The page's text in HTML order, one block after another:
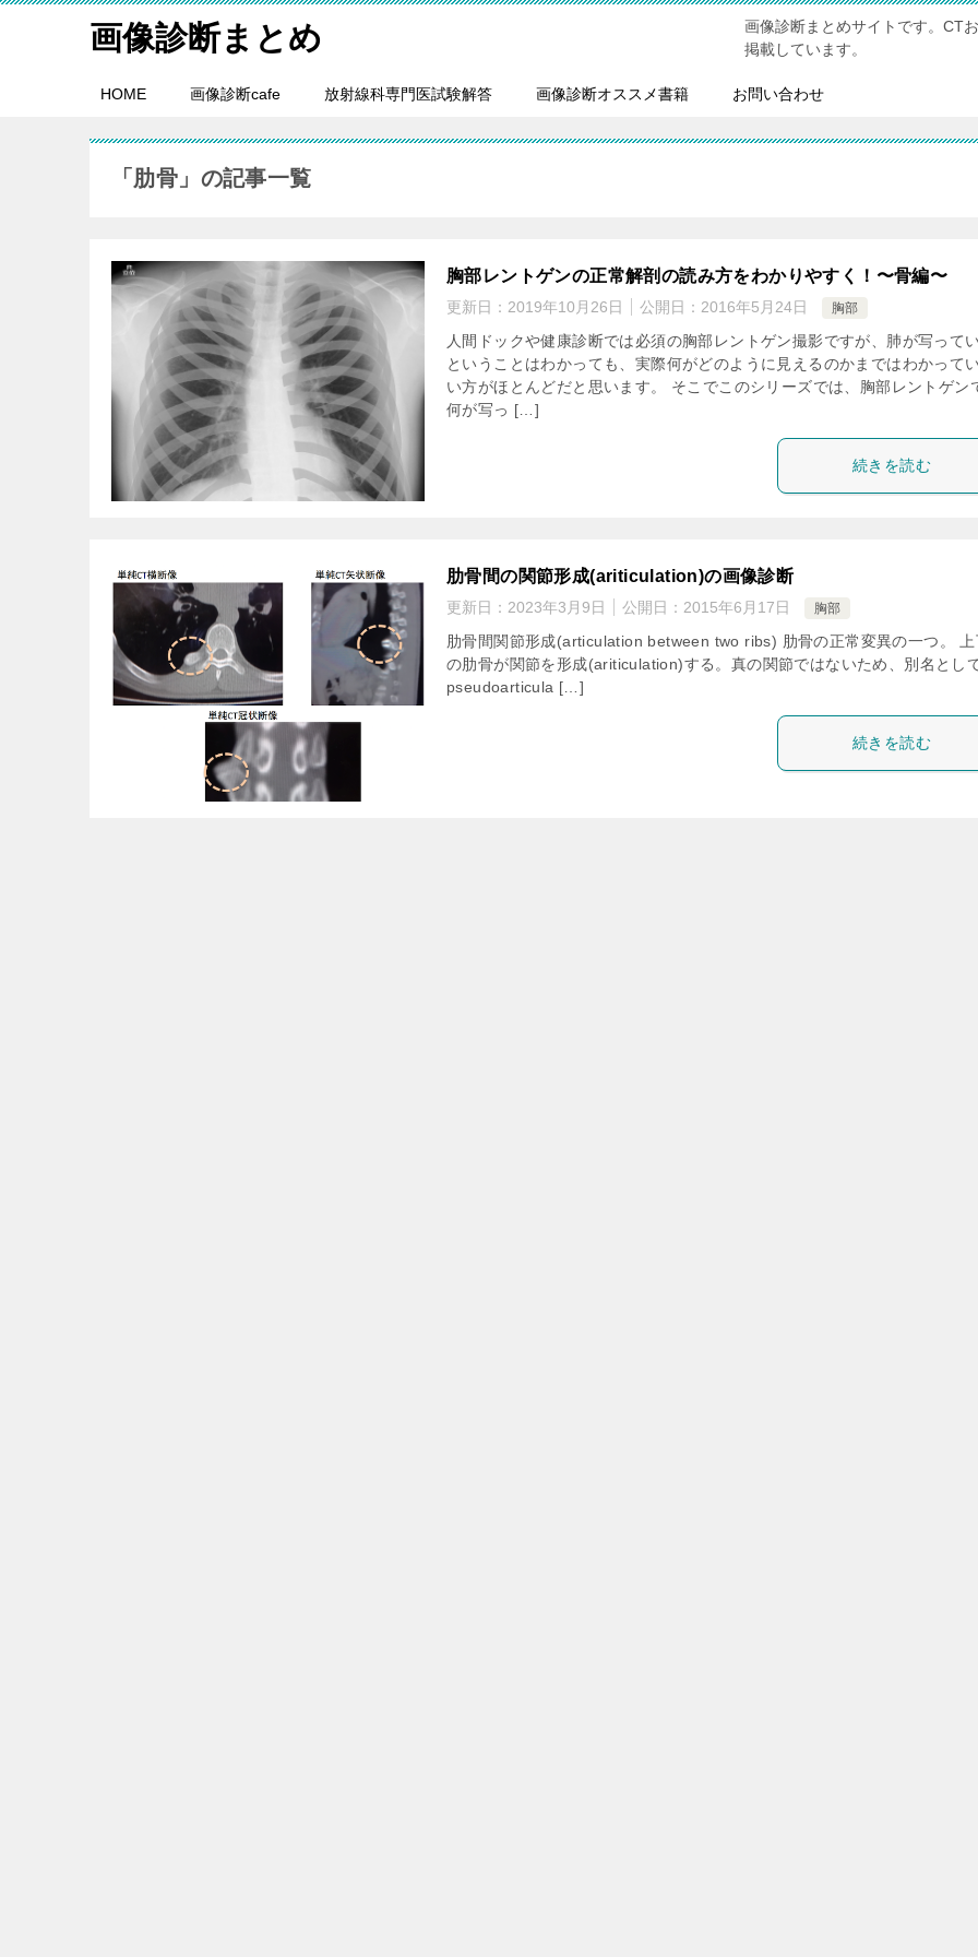
画像診断まとめ
画像診断まとめサイトです。CT
掲載しています。
HOME 画像診断cafe 放射線科専門医試験解答 画像診断オススメ書籍 お問い合わせ
「肋骨」の記事一覧
胸部レントゲンの正常解剖の読み方をわかりやすく！〜骨編〜
更新日： 2019年10月26日 公開日： 2016年5月24日 胸部
人間ドックや健康診断では必須の胸部レントゲン撮影ですが、肺が写って
ということはわかっても、実際何がどのように見えるのかまではわかって
い方がほとんどだと思います。 そこでこのシリーズでは、胸部レントゲン
何が写っ […]
続きを読む
肋骨間の関節形成(ariticulation)の画像診断
更新日： 2023年3月9日 公開日： 2015年6月17日 胸部
肋骨間関節形成(articulation between two ribs) 肋骨の正常変異の一つ。
の肋骨が関節を形成(ariticulation)する。真の関節ではないため、別名とし
pseudoarticula […]
続きを読む